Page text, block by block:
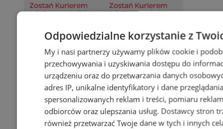
Odpowiedzialne korzystanie z
My i nasi partnerzy używamy plików cookie i
przechowywania i uzyskiwania dostępu do
urządzeniu oraz do przetwarzania danych
adres IP, unikalne identyfikatory i dane
spersonalizowanych reklam i treści, pomiaru
odbiorców oraz ulepszania usług. Dostawcy stron
również przetwarzać Twoje dane w tych i innych